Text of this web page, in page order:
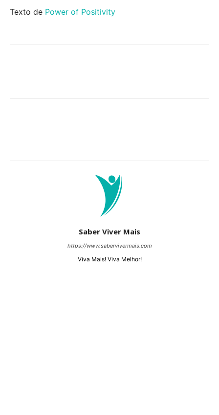
Texto de Power of Positivity
Saber Viver Mais
https://www.sabervivermais.com
Viva Mais! Viva Melhor!